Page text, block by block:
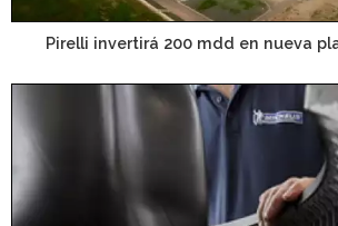
Pirelli invertirá 200 mdd en nueva